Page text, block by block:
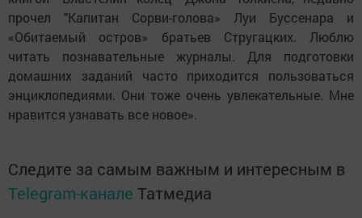
прочел "Капитан Сорви-голова» Луи Буссенара и
«Обитаемый остров» братьев Стругацких. Люблю
читать познавательные журналы. Для подготовки
домашних заданий часто приходится пользоваться
энциклопедиями. Они тоже очень увлекательные. Мне
нравится узнавать все новое».
Следите за самым важным и интересным в
Telegram-канале Татмедиа